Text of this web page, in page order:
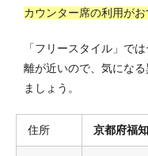
カウンター席の利用がお
「フリースタイル」で
離が近いので、気にな
ましょう。
住所 京都府福